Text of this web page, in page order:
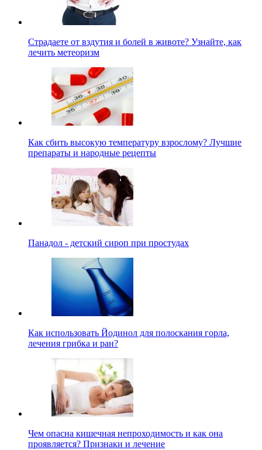
Страдаете от вздутия и болей в животе? Узнайте, как
лечить метеоризм
Как сбить высокую температуру взрослому? Лучшие
препараты и народные рецепты
Панадол - детский сироп при простудах
Как использовать Йодинол для полоскания горла,
лечения грибка и ран?
Чем опасна кишечная непроходимость и как она
проявляется? Признаки и лечение